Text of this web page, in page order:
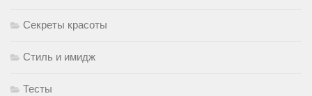
Секреты красоты
Стиль и имидж
Тесты